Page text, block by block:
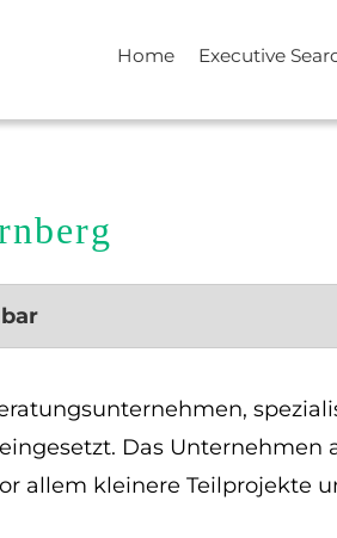
Home Executive
Das
allem kleinere Teilprojekte